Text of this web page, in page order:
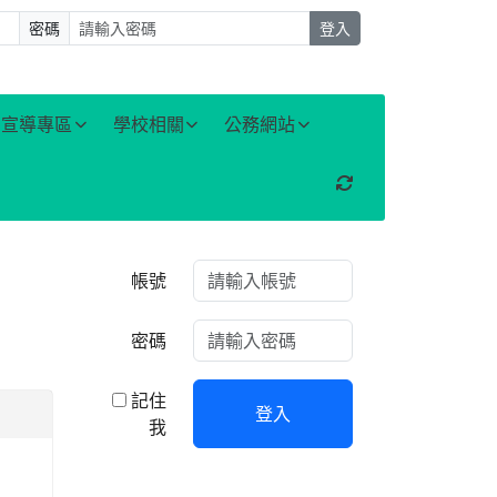
密碼 登入
宣導專區 學校相關 公務網站
重新取得佈景設定
右邊區域內容
帳號
密碼
記住
我
登入